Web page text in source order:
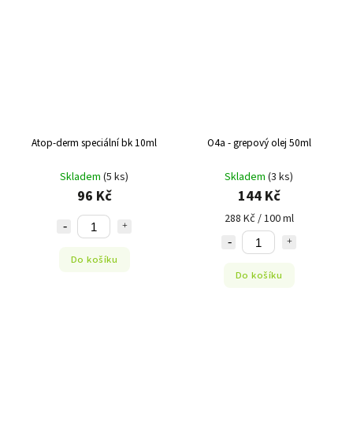
Atop-derm speciální bk 10ml
Skladem (5 ks)
96 Kč
Do košíku
O4a - grepový olej 50ml
Skladem (3 ks)
144 Kč
288 Kč / 100 ml
Do košíku